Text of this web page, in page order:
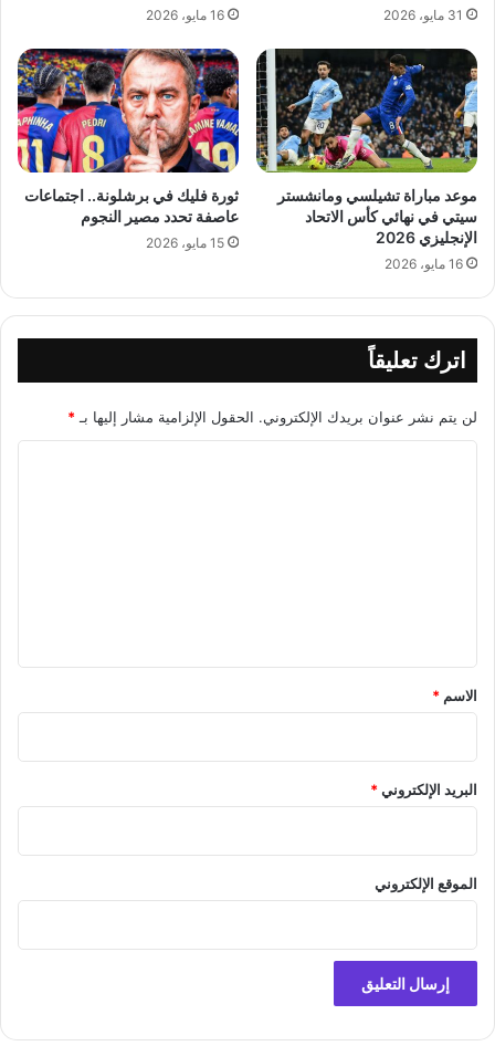
31 مايو، 2026 16 مايو، 2026
موعد مباراة تشيلسي ومانشستر
سيتي في نهائي كأس الاتحاد
الإنجليزي 2026
16 مايو، 2026
ثورة فليك في برشلونة.. اجتماعات
عاصفة تحدد مصير النجوم
15 مايو، 2026
اترك تعليقاً
لن يتم نشر عنوان بريدك الإلكتروني. الحقول الإلزامية مشار إليها بـ *
*
الاسم *
البريد الإلكتروني*
الموقع الإلكتروني